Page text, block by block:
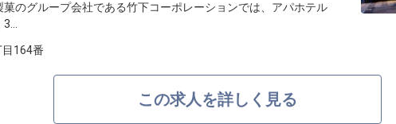
のグループ会社である竹下コーポレーションでは、アパホテル
164番
この求人を詳しく見る